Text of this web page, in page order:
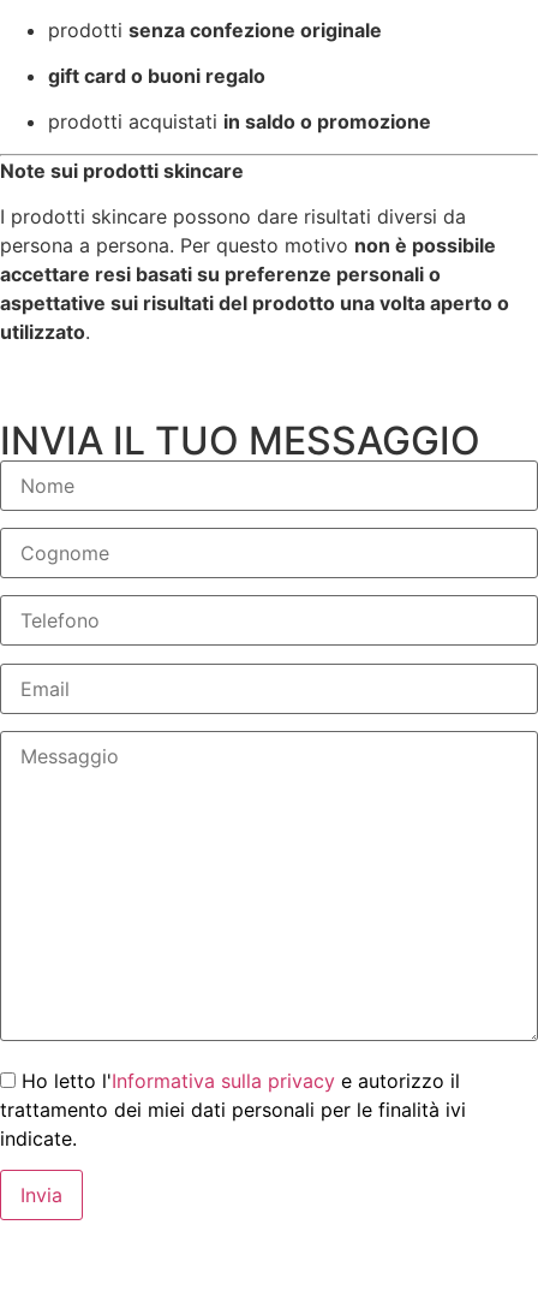
prodotti senza confezione originale
gift card o buoni regalo
prodotti acquistati in saldo o promozione
Note sui prodotti skincare
I prodotti skincare possono dare risultati diversi da
persona a persona. Per questo motivo non è possibile
accettare resi basati su preferenze personali o
aspettative sui risultati del prodotto una volta aperto o
utilizzato.
INVIA IL TUO MESSAGGIO
Ho letto l'Informativa sulla privacy e autorizzo il
trattamento dei miei dati personali per le finalità ivi
indicate.